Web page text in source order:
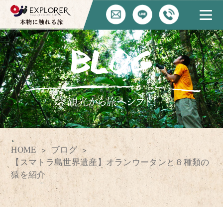
HOME
ブログ
【スマトラ島世界遺産】オランウータンと６種類の
猿を紹介